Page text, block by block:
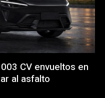
CV envueltos en
al asfalto